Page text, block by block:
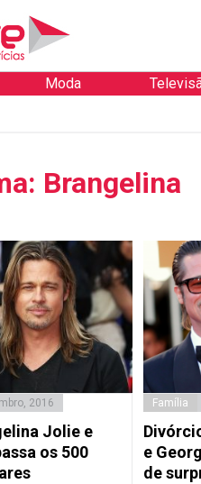
Moda
Brangelina
2016
Jolie e
os 500
Família
e
de